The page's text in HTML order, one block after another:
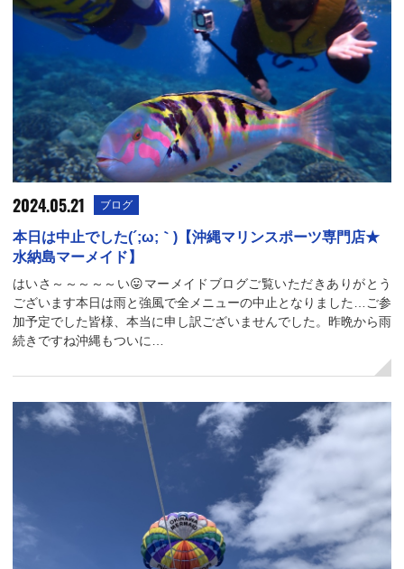
2024.05.21 ブログ
本日は中止でした(´;ω;｀)【沖縄マリンスポーツ専門店★
水納島マーメイド】
はいさ～～～～～い😛マーメイドブログご覧いただきありがとう
ございます本日は雨と強風で全メニューの中止となりました…ご参
加予定でした皆様、本当に申し訳ございませんでした。昨晩から雨
続きですね沖縄もついに…